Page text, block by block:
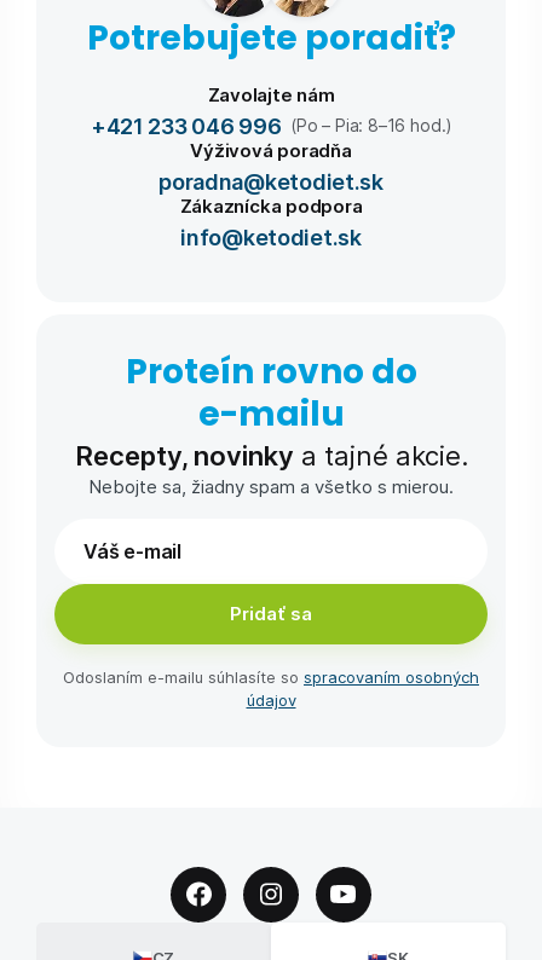
Potrebujete poradiť?
Zavolajte nám
+421 233 046 996 (Po – Pia: 8–16 hod.)
Výživová poradňa
poradna@ketodiet.sk
Zákaznícka podpora
info@ketodiet.sk
Proteín rovno do
e-⁠mailu
Recepty, novinky a tajné akcie.
Nebojte sa, žiadny spam a všetko s mierou.
Pridať sa
Odoslaním e-⁠mailu súhlasíte so spracovaním osobných
údajov